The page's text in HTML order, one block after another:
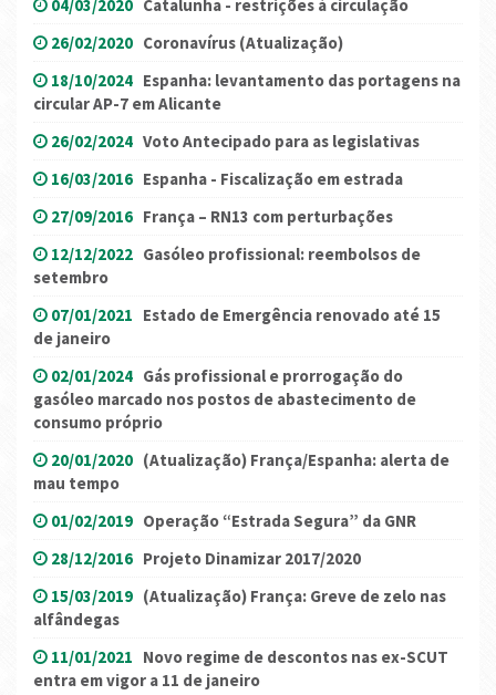
04/03/2020 Catalunha - restrições à circulação
26/02/2020 Coronavírus (Atualização)
18/10/2024 Espanha: levantamento das portagens na
circular AP-7 em Alicante
26/02/2024 Voto Antecipado para as legislativas
16/03/2016 Espanha - Fiscalização em estrada
27/09/2016 França – RN13 com perturbações
12/12/2022 Gasóleo profissional: reembolsos de
setembro
07/01/2021 Estado de Emergência renovado até 15
de janeiro
02/01/2024 Gás profissional e prorrogação do
gasóleo marcado nos postos de abastecimento de
consumo próprio
20/01/2020 (Atualização) França/Espanha: alerta de
mau tempo
01/02/2019 Operação “Estrada Segura” da GNR
28/12/2016 Projeto Dinamizar 2017/2020
15/03/2019 (Atualização) França: Greve de zelo nas
alfândegas
11/01/2021 Novo regime de descontos nas ex-SCUT
entra em vigor a 11 de janeiro